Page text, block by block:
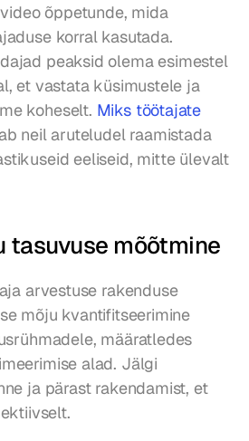
õppetunde, mida
korral kasutada.
peaksid olema esimestel
et vastata küsimustele ja
koheselt. Miks töötajate
neil aruteludel raamistada
eeliseid, mitte ülevalt
tasuvuse mõõtmine
arvestuse rakenduse
mõju kvantifitseerimine
määratledes
alad. Jälgi
ja pärast rakendamist, et